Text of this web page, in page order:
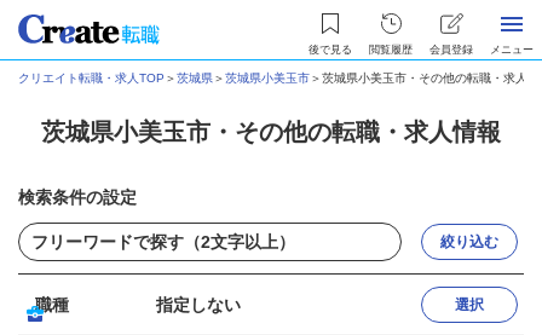
後で見る 閲覧履歴 会員登録 メニュー
クリエイト転職・求人TOP ＞茨城県＞茨城県小美玉市＞茨城県小美玉市・その他の転職・求人情
茨城県小美玉市・その他の転職・求人情報
検索条件の設定
絞り込む
職種 指定しない 選択